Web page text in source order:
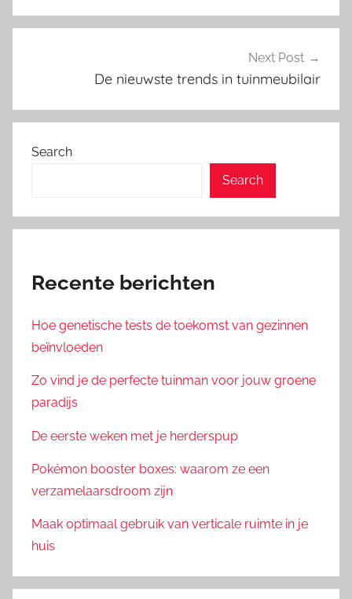
Next Post
De nieuwste trends in tuinmeubilair
Search
Search
Recente berichten
Hoe genetische tests de toekomst van gezinnen
beïnvloeden
Zo vind je de perfecte tuinman voor jouw groene
paradijs
De eerste weken met je herderspup
Pokémon booster boxes: waarom ze een
verzamelaarsdroom zijn
Maak optimaal gebruik van verticale ruimte in je
huis